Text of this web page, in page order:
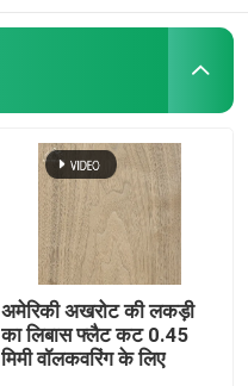
अमेरिकी अखरोट की लकड़ी
का लिबास फ्लैट कट 0.45
मिमी वॉलकवरिंग के लिए